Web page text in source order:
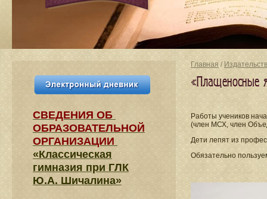
Главная /
«Плащеносные
Работы учеников
(член МСХ, член
Дети лепят из
Обязательно
СВЕДЕНИЯ​ ОБ
ОБРАЗОВАТЕЛЬНОЙ
ОРГАНИЗАЦИИ
«Классическая
гимназия при ГЛК
Ю.А. Шичалина»